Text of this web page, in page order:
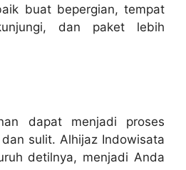
buat bepergian, tempat
dan paket lebih
dapat menjadi proses
sulit. Alhijaz Indowisata
detilnya, menjadi Anda